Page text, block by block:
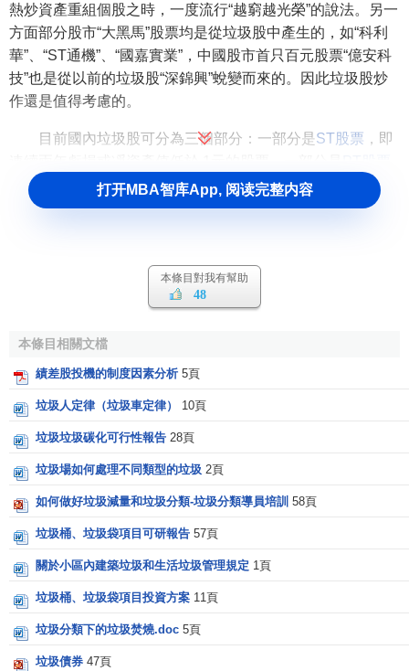
熱炒資產重組個股之時，一度流行“越窮越光榮”的說法。另一
方面部分股市“大黑馬”股票均是從垃圾股中產生的，如“科利
華”、“ST通機”、“國嘉實業”，中國股市首只百元股票“億安科
技”也是從以前的垃圾股“深錦興”蛻變而來的。因此垃圾股炒
作還是值得考慮的。
目前國內垃圾股可分為三個部分：一部分是ST股票 ，即
是指連續三年虧損的股票。還有一部分是指除去前面兩類且
業績在0.10元以下的股票。
所謂超級垃圾股，實際上也就是“
它們當然不是一般的垃圾股。在這裡，超級垃圾股是特指
股凈資產已淪落為負值的股票。我們說，每股凈資產跌破面
垃圾中的垃圾，也就是超級垃圾。
垃圾股的特征
打开MBA智库App, 阅读完整内容
本條目對我有幫助
48
本條目相關文檔
績差股投機的制度因素分析 5頁
垃圾人定律（垃圾車定律） 10頁
垃圾垃圾碳化可行性報告 28頁
垃圾場如何處理不同類型的垃圾 2頁
如何做好垃圾減量和垃圾分類-垃圾分類導員培訓 58頁
垃圾桶、垃圾袋項目可研報告 57頁
關於小區內建築垃圾和生活垃圾管理規定 1頁
垃圾桶、垃圾袋項目投資方案 11頁
垃圾分類下的垃圾焚燒.doc 5頁
垃圾債券 47頁